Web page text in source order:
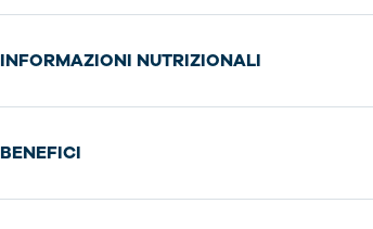
INFORMAZIONI NUTRIZIONALI
BENEFICI